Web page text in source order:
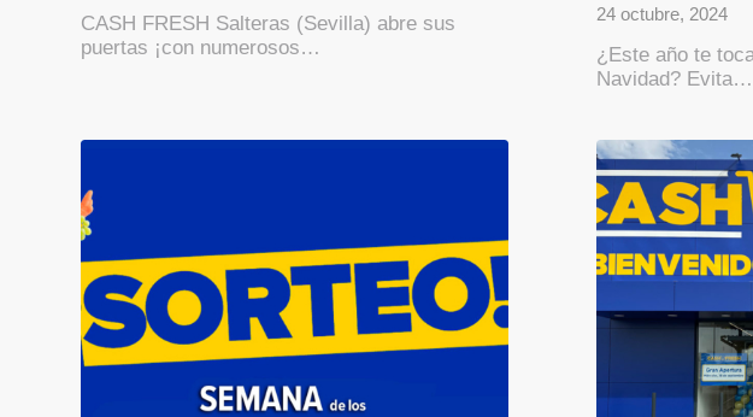
CASH FRESH Salteras (Sevilla) abre sus
puertas ¡con numerosos…
24 octubre, 2024
¿Este año te
Navidad? Evita…